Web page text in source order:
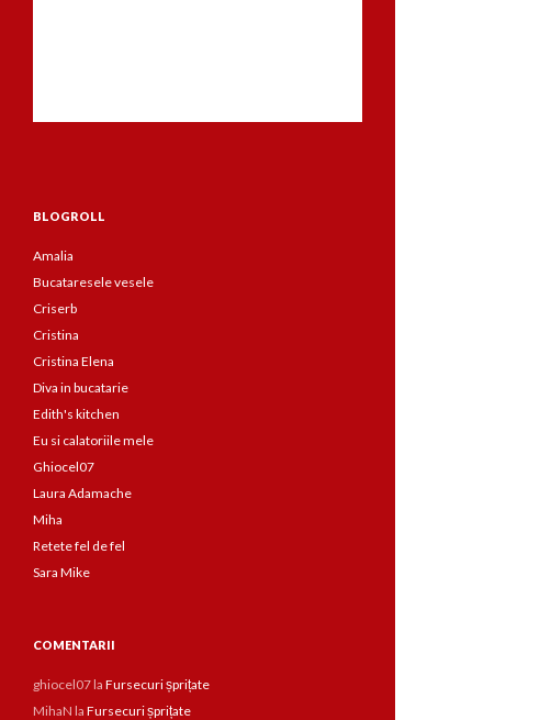
BLOGROLL
Amalia
Bucataresele vesele
Criserb
Cristina
Cristina Elena
Diva in bucatarie
Edith's kitchen
Eu si calatoriile mele
Ghiocel07
Laura Adamache
Miha
Retete fel de fel
Sara Mike
COMENTARII
ghiocel07la Fursecuri șprițate
MihaN la Fursecuri șprițate